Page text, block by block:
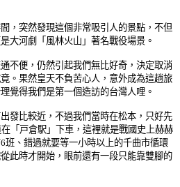
，突然發現這個非常吸引人的景點，不但
大河劇「風林火山」著名戰役場景。
不便，仍然引起我們無比好奇，決定取消
。果然皇天不負苦心人，意外成為這趟旅
覺得我們是第一個造訪的台灣人哩。
發比較近，不過我們當時在松本，只好先
「戸倉駅」下車，這裡就是戰國史上赫赫
班、錯過就要等一小時以上的千曲市循環
此時才開始，眼前還有一段只能靠雙腳的